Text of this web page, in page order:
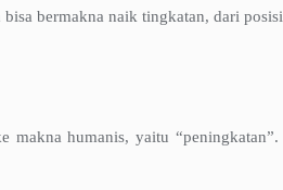
bermakna naik tingkatan, dari posisi
makna humanis, yaitu “peningkatan”.